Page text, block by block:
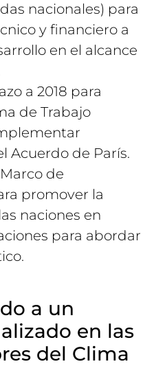
nacionales) para
y financiero a
en el alcance
a 2018 para
de Trabajo
Acuerdo de París.
de
promover la
naciones en
para abordar
a un
en las
del Clima